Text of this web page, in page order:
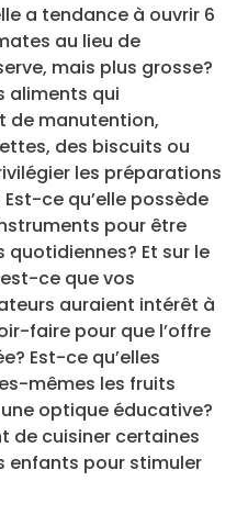
a tendance à ouvrir 6
au lieu de
mais plus grosse?
aliments qui
de manutention,
des biscuits ou
les préparations
ce qu’elle possède
pour être
Et sur le
ce que vos
auraient intérêt à
faire pour que l’offre
Est-ce qu’elles
mêmes les fruits
optique éducative?
de cuisiner certaines
enfants pour stimuler